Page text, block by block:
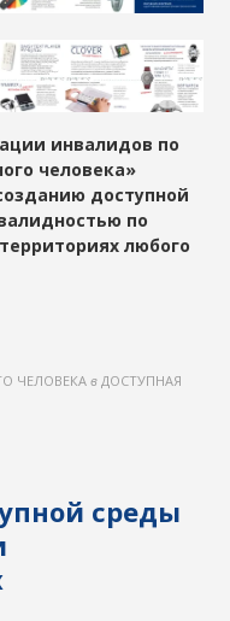
инвалидов по
человека»
доступной
по
любого
ЧЕЛОВЕКА в ДОСТУПНАЯ
среды